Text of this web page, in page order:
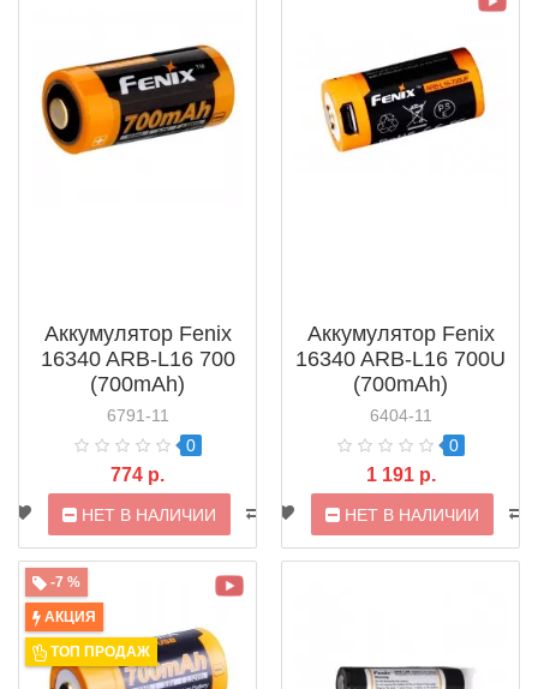
Аккумулятор Fenix
16340 ARB-L16 700
(700mAh)
6791-11
0
774 р.
НЕТ В НАЛИЧИИ
Аккумулятор Fenix
16340 ARB-L16 700U
(700mAh)
6404-11
0
1 191 р.
НЕТ В НАЛИЧИИ
-7 %
АКЦИЯ
ТОП ПРОДАЖ